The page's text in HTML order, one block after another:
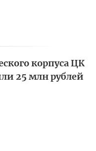
корпуса ЦК
25 млн рублей